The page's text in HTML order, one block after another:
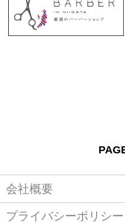
会社概要
プライバシーポリシー